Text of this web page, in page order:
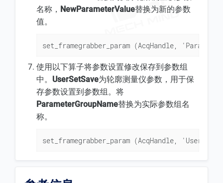
名称， NewParameterValue替换为新的参数
值。
set_framegrabber_param (AcqHandle,
使用以下算子将参数设置修改保存到参数组
中。 UserSetSave为轮廓测量仪参数，用于保
存参数设置到参数组。将
ParameterGroupName替换为实际参数组名
称。
set_framegrabber_param (AcqHandle,